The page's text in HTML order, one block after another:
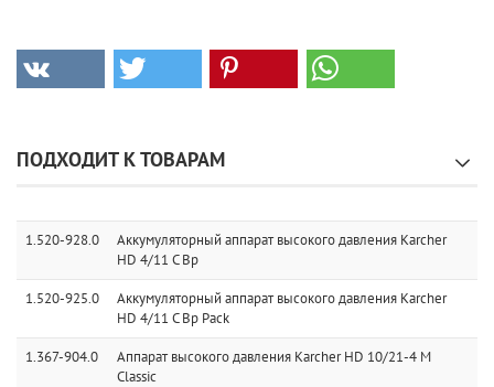
ПОДХОДИТ К ТОВАРАМ
1.520-928.0
Аккумуляторный аппарат высокого давления Karcher
HD 4/11 C Bp
1.520-925.0
Аккумуляторный аппарат высокого давления Karcher
HD 4/11 C Bp Pack
1.367-904.0
Аппарат высокого давления Karcher HD 10/21-4 M
Classic